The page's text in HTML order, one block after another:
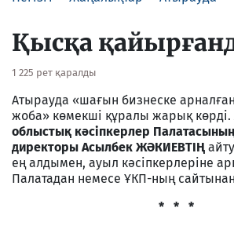
Қысқа
1 225 рет қаралды
Атырауда «шағын бизнеске
жоба» көмекші құралы жарық көрді.
облыстық кәсіпкерлер
директоры Асылбек ЖӘКИЕВТІҢ
ең алдымен, ауыл кәсіпкерлеріне
Палатадан немесе ҰКП-ның
* * *